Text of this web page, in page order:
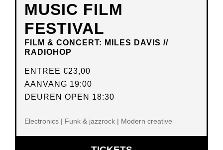
MUSIC FILM
FESTIVAL
FILM & CONCERT: MILES DAVIS //
RADIOHOP
ENTREE €23,00
AANVANG 19:00
DEUREN OPEN 18:30
Electronics | Funk & jazzrock | Modern creative